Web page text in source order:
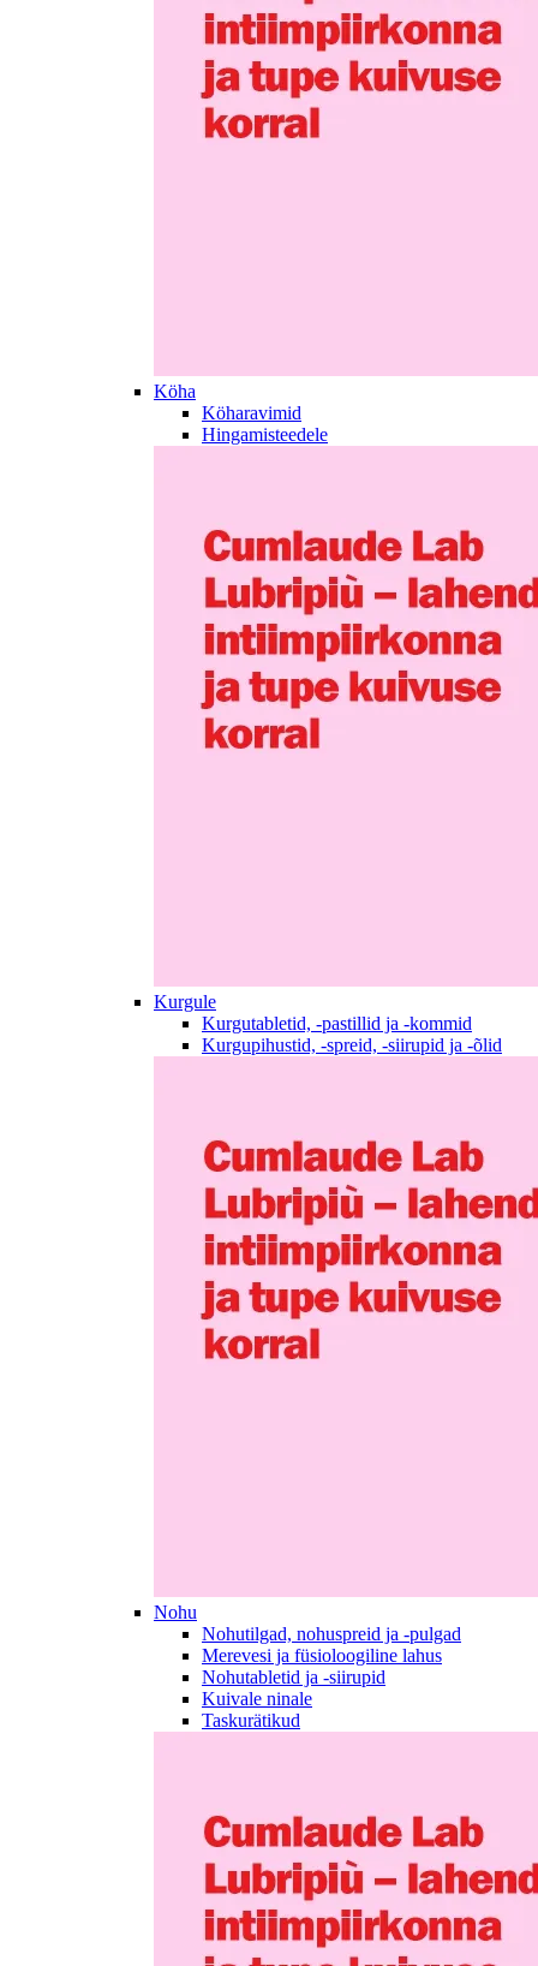
Köha
Köharavimid
Hingamisteedele
Kurgule
Kurgutabletid, -pastillid ja -kommid
Kurgupihustid, -spreid, -siirupid ja -õlid
Nohu
Nohutilgad, nohuspreid ja -pulgad
Merevesi ja füsioloogiline lahus
Nohutabletid ja -siirupid
Kuivale ninale
Taskurätikud